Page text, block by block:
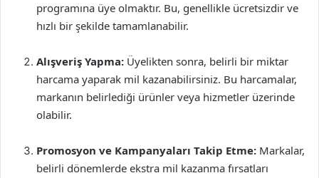
programına üye olmaktır. Bu, genellikle ücretsizdir ve
hızlı bir şekilde tamamlanabilir.
Alışveriş Yapma: Üyelikten sonra, belirli bir miktar
harcama yaparak mil kazanabilirsiniz. Bu harcamalar,
markanın belirlediği ürünler veya hizmetler üzerinde
olabilir.
Promosyon ve Kampanyaları Takip Etme: Markalar,
belirli dönemlerde ekstra mil kazanma fırsatları